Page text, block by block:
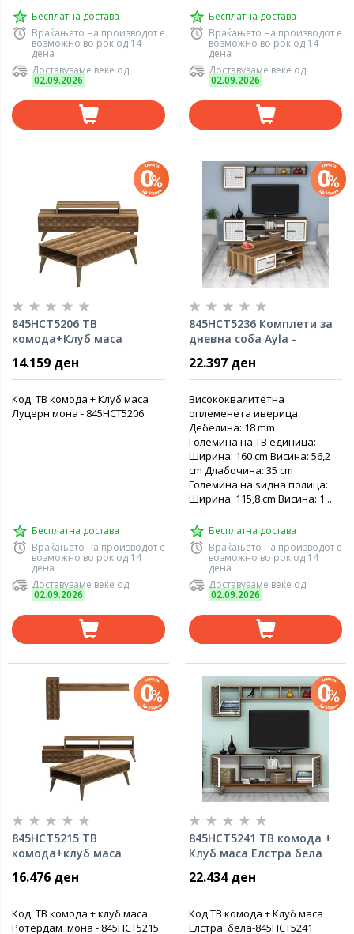
Бесплатна достава
Враќањето на производот е
возможно во рок од 14
дена
Доставуваме веќе од
02.09.2026
Бесплатна достава
Враќањето на производот е
возможно во рок од 14
дена
Доставуваме веќе од
02.09.2026
845HCT5206 ТВ
комода+Клуб маса
14.159 ден
Код: ТВ комода + Клуб маса
Луцерн мона - 845HCT5206
Бесплатна достава
Враќањето на производот е
возможно во рок од 14
дена
Доставуваме веќе од
02.09.2026
845HCT5236 Комплети за
дневна соба Ayla -
22.397 ден
Висококвалитетна
оплеменета иверица
Дебелина: 18 mm
Големина на ТВ единица:
Ширина: 160 cm Висина: 56,2
cm Длабочина: 35 cm
Големина на ѕидна полица:
Ширина: 115,8 cm Висина: 1...
Бесплатна достава
Враќањето на производот е
возможно во рок од 14
дена
Доставуваме веќе од
02.09.2026
845HCT5215 ТВ
комода+клуб маса
16.476 ден
Код: ТВ комода + клуб маса
Ротердам мона - 845HCT5215
845HCT5241 TВ комода +
Клуб маса Елстра бела
22.434 ден
Код:TВ комода + Клуб маса
Елстра бела-845HCT5241